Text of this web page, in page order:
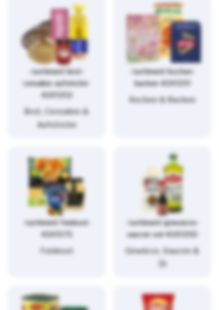
/sortiment/brot-
cerealien-aufstriche-
4261252
Brot, Cerealien &
Aufstriche
/sortiment/kochen-
backen-4261251
Kochen & Backen
/sortiment/feinkost-
4261375
Feinkost
/sortiment/gewuerze-
saucen-oel-4261250
Gewürze, Saucen &
Öl